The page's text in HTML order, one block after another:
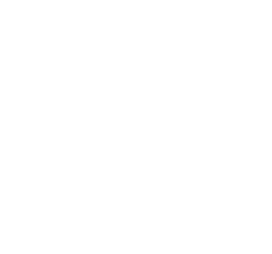
alebo neaktuálne údaje, nahláste zmenu na